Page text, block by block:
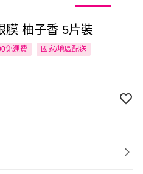
膜 柚子香 5片裝
免運費 國家/地區配送